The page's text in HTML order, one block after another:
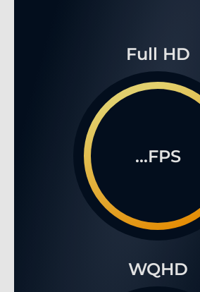
Full HD
...FPS
WQHD